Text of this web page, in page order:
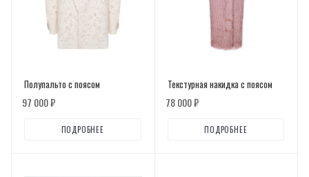
Полупальто с поясом
97 000 ₽
ПОДРОБНЕЕ
Текстурная накидка с поясом
78 000 ₽
ПОДРОБНЕЕ